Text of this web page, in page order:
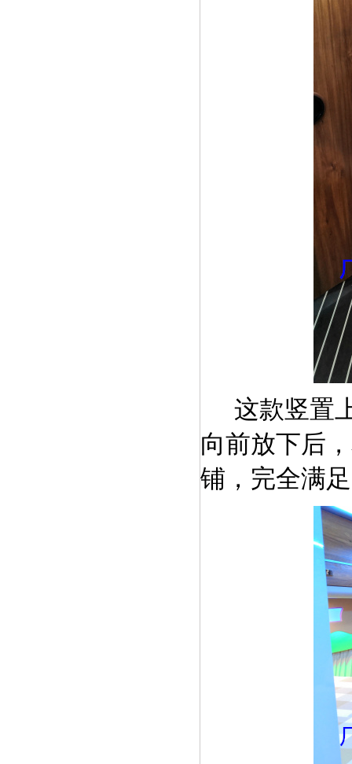
这款竖置
向前放下后
铺，完全满